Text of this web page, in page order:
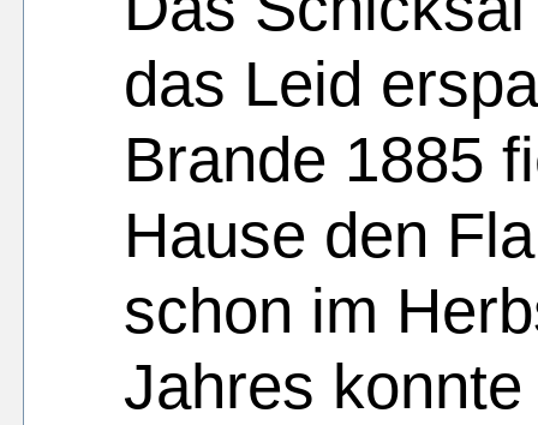
das Leid
Brande 1885
Hause den
schon im
Jahres